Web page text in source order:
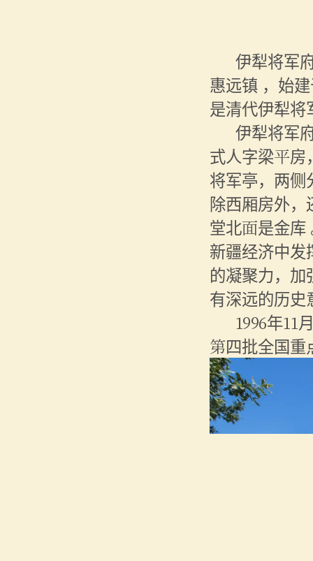
伊犁将军
惠远镇 ，始
是清代伊犁将
伊犁将军
式人字梁平房
将军亭，两侧
除西厢房外
堂北面是金库
新疆经济中发
的凝聚力，加
有深远的历史
1996年11
第四批全国重